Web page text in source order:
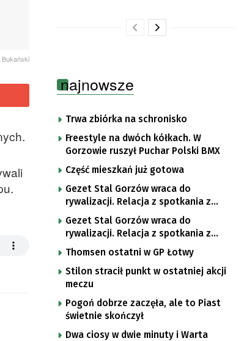
najnowsze
Trwa zbiórka na schronisko
Freestyle na dwóch kółkach. W
Gorzowie ruszył Puchar Polski BMX
Część mieszkań już gotowa
Gezet Stal Gorzów wraca do
rywalizacji. Relacja z spotkania z
częstochowskimi lwami u nas!
Gezet Stal Gorzów wraca do
rywalizacji. Relacja z spotkania z
częstochowskimi lwami u nas!
Thomsen ostatni w GP Łotwy
Stilon stracił punkt w ostatniej akcji
meczu
Pogoń dobrze zaczęła, ale to Piast
świetnie skończył
Dwa ciosy w dwie minuty i Warta